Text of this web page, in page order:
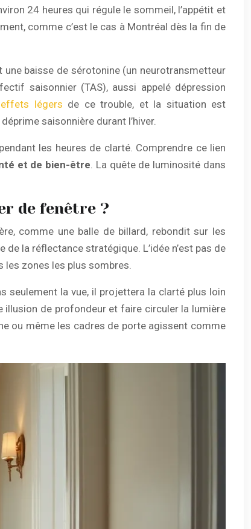
24 heures qui régule le sommeil, l’appétit et
comme c’est le cas à Montréal dès la fin de
baisse de sérotonine (un neurotransmetteur
saisonnier (TAS), aussi appelé dépression
légers de ce trouble, et la situation est
saisonnière durant l’hiver.
les heures de clarté. Comprendre ce lien
et de bien-être. La quête de luminosité dans
de fenêtre ?
comme une balle de billard, rebondit sur les
la réflectance stratégique. L’idée n’est pas de
les zones les plus sombres.
seulement la vue, il projettera la clarté plus loin
illusion de profondeur et faire circuler la lumière
ou même les cadres de porte agissent comme